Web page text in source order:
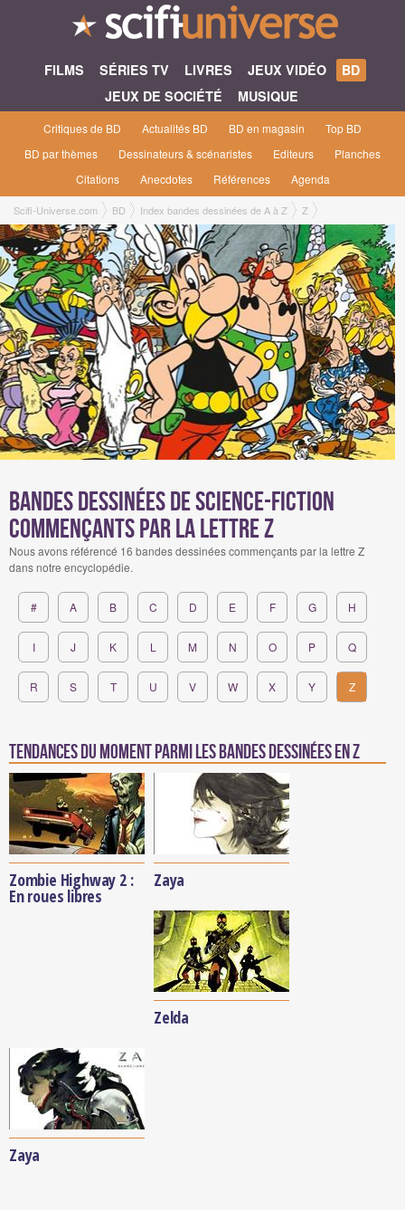
FILMS SÉRIES TV LIVRES JEUX VIDÉO
BD
JEUX DE SOCIÉTÉ
MUSIQUE
Critiques de BD Actualités BD BD en magasin
Top BD
BD par thèmes
Dessinateurs & scénaristes Editeurs
Planches
Citations
Anecdotes Références Agenda
Scifi-Universe.com BD Index bandes dessinées de A à Z Z
Bandes Dessinées de science-fiction
commençants par la lettre Z
Nous avons référencé 16 bandes dessinées commençants par la lettre Z
dans notre encyclopédie.
# A B C D E F G H
I J K L M N O P Q
R S T U V W X Y Z
Tendances du moment parmi les bandes dessinées en z
Zombie Highway 2 :
En roues libres
Zaya
Zelda
Zaya